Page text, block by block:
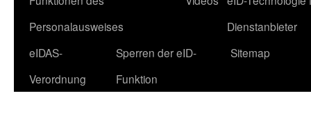
Personalausweises
Dienstanbieter
eIDAS-
Verordnung
Sperren der eID-
Funktion
Sitemap